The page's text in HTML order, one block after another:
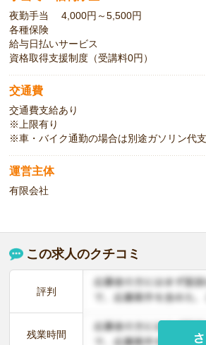
夜勤手当 4,000円～5,500円
各種保険
給与日払いサービス
資格取得支援制度（受講料0円）
交通費
交通費支給あり
※上限有り
※車・バイク通勤の場合は別途ガソリン代
運営主体
有限会社
この求人のクチコミ
評判
残業時間